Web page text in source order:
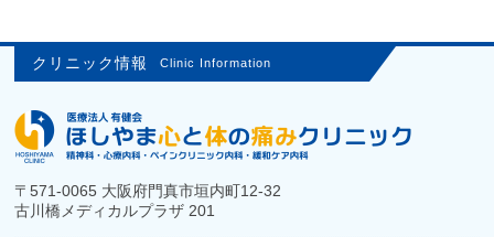
クリニック情報 Clinic Information
〒571-0065 大阪府門真市垣内町12-32
古川橋メディカルプラザ 201